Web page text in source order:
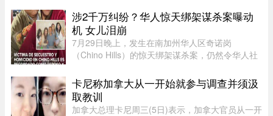
主角，并亲选男主角演员，还要求剧中安排60多场
吻戏。男主角演员钟宇飞近 ...
涉2千万纠纷？华人惊天绑架谋杀案曝动
机 女儿泪崩
7月29日晚上，发生在南加州华人区奇诺岗
（Chino Hills）的惊天绑架谋杀案，仍然令华人社
爆料，这起案件的动机似乎正在明朗。根据最新消
息显示，凶手博正峰（Zhengfeng ...
卡尼称加拿大从一开始就参与调查并须汲
取教训
加拿大总理卡尼周三(5日)表示，加拿大官员从一开